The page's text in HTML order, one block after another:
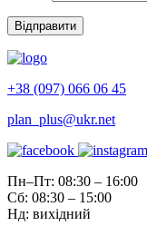
+38 (097) 066 06 45
plan_plus@ukr.net
Пн–Пт: 08:30 – 16:00
Сб: 08:30 – 15:00
Нд: вихідний